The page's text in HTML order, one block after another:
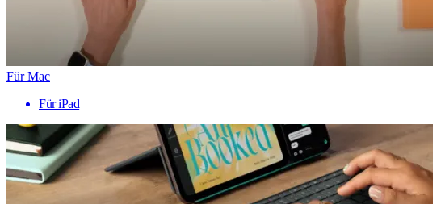
Für Mac
Für iPad